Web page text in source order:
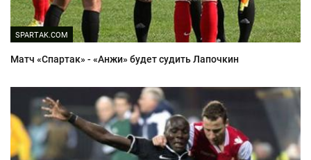
SPARTAK.COM
Матч «Спартак» - «Анжи» будет судить Лапочкин